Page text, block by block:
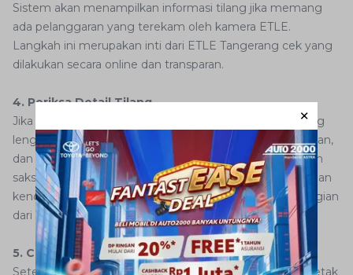
Sistem akan menampilkan informasi tilang jika memang
ada pelanggaran yang terekam oleh kamera ETLE.
Langkah ini merupakan inti dari ETLE Tangerang cek yang
dilakukan secara online dan transparan.
4. Periksa Detail Tilang
Jika terdapat pelanggaran, Anda akan melihat data tilang
lengkap, seperti jenis pelanggaran, lokasi, tanggal kejadian,
dan besar dendanya. Data ini harus Anda periksa dengan
saksama untuk memastikan kesesuaian informasi dengan
kendaraan Anda. Informasi detail ini penting sebagai bagian
dari proses cek tilang elektronik Tangerang yang sah.
5. Cetak atau Simpan Bukti Tilang (Opsional)